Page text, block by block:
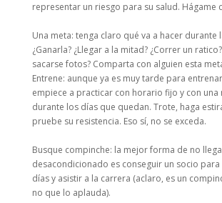
representar un riesgo para su salud. Hágame
Una meta: tenga claro qué va a hacer durante
¿Ganarla? ¿Llegar a la mitad? ¿Correr un
sacarse fotos? Comparta con alguien esta
Entrene: aunque ya es muy tarde para
empiece a practicar con horario fijo y con una
durante los días que quedan. Trote, haga
pruebe su resistencia. Eso sí, no se exceda.
Busque compinche: la mejor forma de no
desacondicionado es conseguir un socio
días y asistir a la carrera (aclaro, es un
no que lo aplauda).